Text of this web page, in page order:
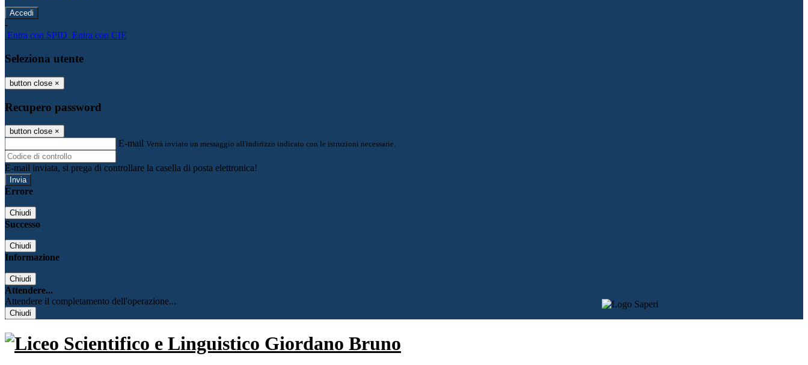
-
Entra con SPID Entra con CIE
Seleziona utente
button close ×
Recupero password
button close ×
E-mail Verrà inviato un messaggio all'indirizzo indicato con le istruzioni necessarie.
E-mail inviata, si prega di controllare la casella di posta elettronica!
Errore
Chiudi
Successo
Chiudi
Informazione
Chiudi
Attendere...
Attendere il completamento dell'operazione...
Chiudi